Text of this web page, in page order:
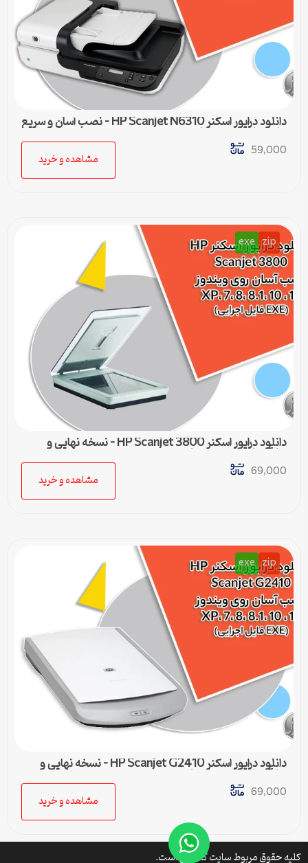
دانلود درایور اسکنر HP Scanjet N6310 – نصب آسان و سریع
برای تمامی ویندوزها
59,000
مشاهده و خرید
zip
exe
دانلود درایور اسکنر HP Scanjet 3800 – نسخه نهایی و
سازگار با تمام ویندوزها
69,000
مشاهده و خرید
zip
exe
دانلود درایور اسکنر HP Scanjet G2410 – نسخه نهایی و
سازگار با تمام ویندوزها
69,000
مشاهده و خرید
کلیه حقوق مربوط سایت کتافایل است.